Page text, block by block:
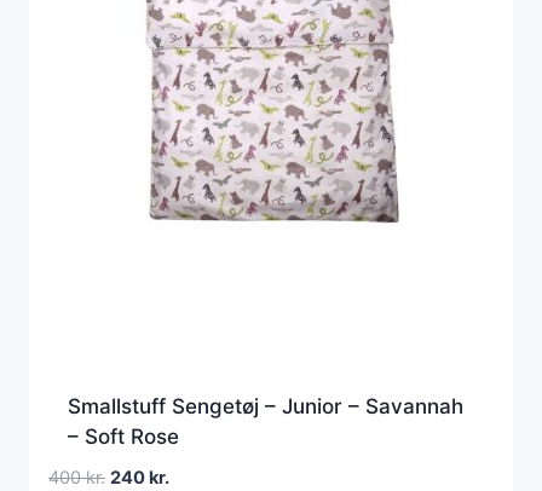
Smallstuff Sengetøj – Junior – Savannah
– Soft Rose
400kr. Den
240 kr.Den